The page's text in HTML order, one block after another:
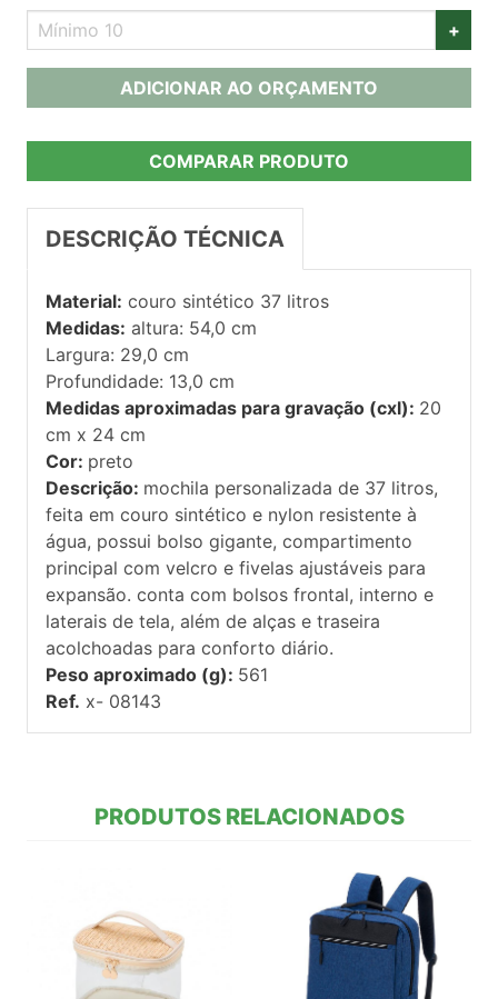
+
ADICIONAR AO ORÇAMENTO
COMPARAR PRODUTO
DESCRIÇÃO TÉCNICA
Material: couro sintético 37 litros
Medidas: altura: 54,0 cm
Largura: 29,0 cm
Profundidade: 13,0 cm
Medidas aproximadas para gravação (cxl): 20
cm x 24 cm
Cor: preto
Descrição: mochila personalizada de 37 litros,
feita em couro sintético e nylon resistente à
água, possui bolso gigante, compartimento
principal com velcro e fivelas ajustáveis para
expansão. conta com bolsos frontal, interno e
laterais de tela, além de alças e traseira
acolchoadas para conforto diário.
Peso aproximado (g): 561
Ref. x- 08143
PRODUTOS RELACIONADOS